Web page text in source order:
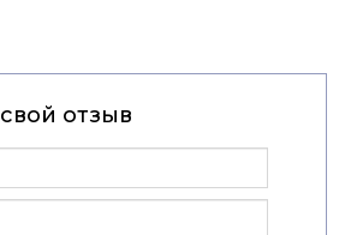
отзыв